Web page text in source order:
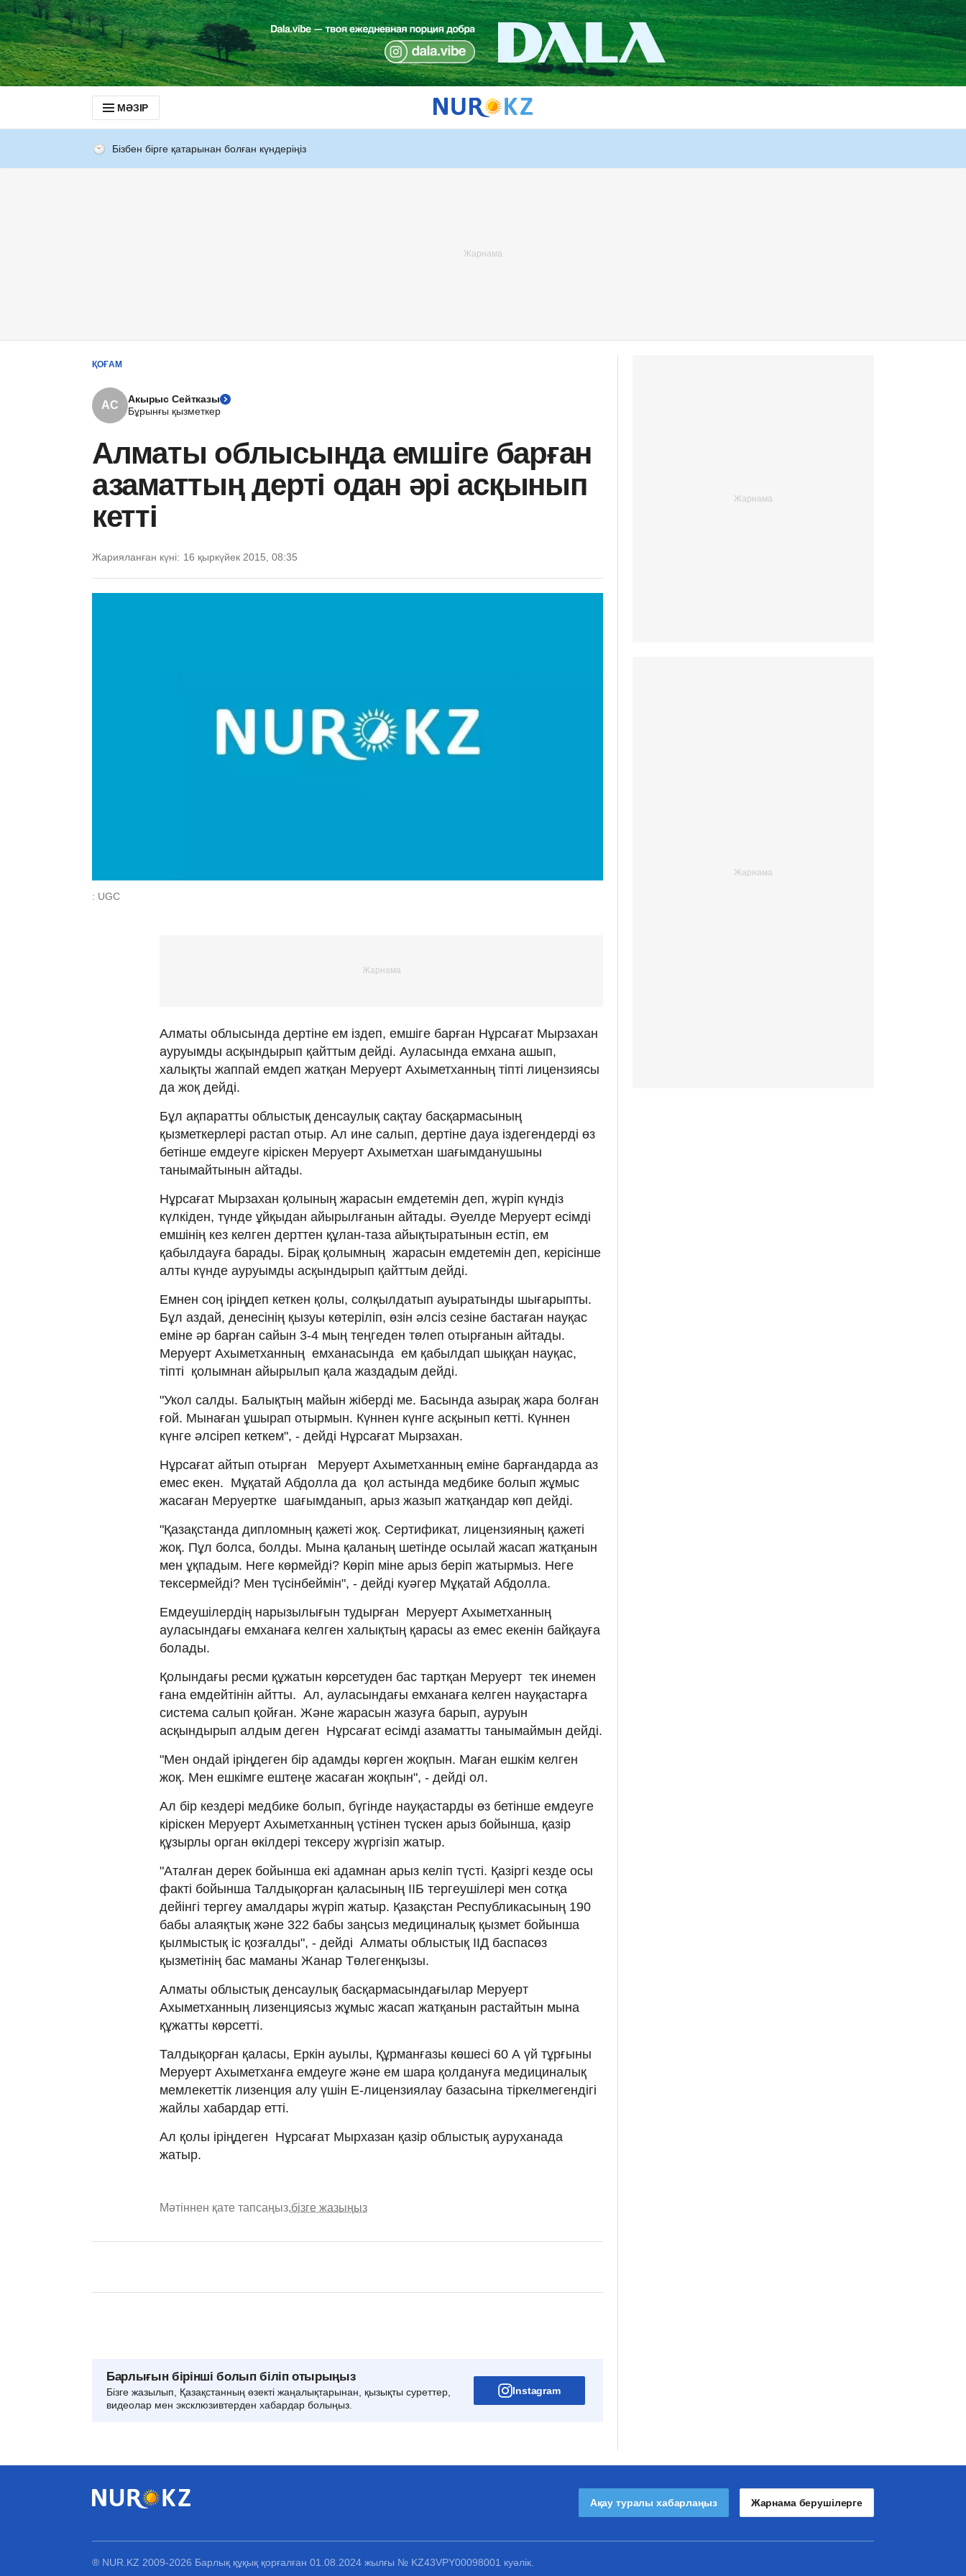
МӘЗІР
Бізбен бірге қатарынан болған күндеріңіз
ҚОҒАМ
АС
Акырыс Сейтказы
Бұрынғы қызметкер
Алматы облысында емшіге барған
азаматтың дерті одан әрі асқынып
кетті
Жарияланған күні: 16 қыркүйек 2015, 08:35
: UGC
Алматы облысында дертіне ем іздеп, емшіге барған Нұрсағат Мырзахан
ауруымды асқындырып қайттым дейді. Ауласында емхана ашып,
халықты жаппай емдеп жатқан Меруерт Ахыметханның тіпті лицензиясы
да жоқ дейді.
Бұл ақпаратты облыстық денсаулық сақтау басқармасының
қызметкерлері растап отыр. Ал ине салып, дертіне дауа іздегендерді өз
бетінше емдеуге кіріскен Меруерт Ахыметхан шағымданушыны
танымайтынын айтады.
Нұрсағат Мырзахан қолының жарасын емдетемін деп, жүріп күндіз
күлкіден, түнде ұйқыдан айырылғанын айтады. Әуелде Меруерт есімді
емшінің кез келген дерттен құлан-таза айықтыратынын естіп, ем
қабылдауға барады. Бірақ қолымның жарасын емдетемін деп, керісінше
алты күнде ауруымды асқындырып қайттым дейді.
Емнен соң іріңдеп кеткен қолы, солқылдатып ауыратынды шығарыпты.
Бұл аздай, денесінің қызуы көтеріліп, өзін әлсіз сезіне бастаған науқас
еміне әр барған сайын 3-4 мың теңгеден төлеп отырғанын айтады.
Меруерт Ахыметханның емханасында ем қабылдап шыққан науқас,
тіпті қолымнан айырылып қала жаздадым дейді.
"Укол салды. Балықтың майын жіберді ме. Басында азырақ жара болған
ғой. Мынаған ұшырап отырмын. Күннен күнге асқынып кетті. Күннен
күнге әлсіреп кеткем", - дейді Нұрсағат Мырзахан.
Нұрсағат айтып отырған Меруерт Ахыметханның еміне барғандарда аз
емес екен. Мұқатай Абдолла да қол астында медбике болып жұмыс
жасаған Меруертке шағымданып, арыз жазып жатқандар көп дейді.
"Қазақстанда дипломның қажеті жоқ. Сертификат, лицензияның қажеті
жоқ. Пұл болса, болды. Мына қаланың шетінде осылай жасап жатқанын
мен ұқпадым. Неге көрмейді? Көріп міне арыз беріп жатырмыз. Неге
тексермейді? Мен түсінбеймін", - дейді куәгер Мұқатай Абдолла.
Емдеушілердің нарызылығын тудырған Меруерт Ахыметханның
ауласындағы емханаға келген халықтың қарасы аз емес екенін байқауға
болады.
Қолындағы ресми құжатын көрсетуден бас тартқан Меруерт тек инемен
ғана емдейтінін айтты. Ал, ауласындағы емханаға келген науқастарға
система салып қойған. Және жарасын жазуға барып, ауруын
асқындырып алдым деген Нұрсағат есімді азаматты танымаймын дейді.
"Мен ондай іріңдеген бір адамды көрген жоқпын. Маған ешкім келген
жоқ. Мен ешкімге ештеңе жасаған жоқпын", - дейді ол.
Ал бір кездері медбике болып, бүгінде науқастарды өз бетінше емдеуге
кіріскен Меруерт Ахыметханның үстінен түскен арыз бойынша, қазір
құзырлы орган өкілдері тексеру жүргізіп жатыр.
"Аталған дерек бойынша екі адамнан арыз келіп түсті. Қазіргі кезде осы
факті бойынша Талдықорған қаласының ІІБ тергеушілері мен сотқа
дейінгі тергеу амалдары жүріп жатыр. Қазақстан Республикасының 190
бабы алаяқтық және 322 бабы заңсыз медициналық қызмет бойынша
қылмыстық іс қозғалды", - дейді Алматы облыстық ІІД баспасөз
қызметінің бас маманы Жанар Төлегенқызы.
Алматы облыстық денсаулық басқармасындағылар Меруерт
Ахыметханның лизенциясыз жұмыс жасап жатқанын растайтын мына
құжатты көрсетті.
Талдықорған қаласы, Еркін ауылы, Құрманғазы көшесі 60 А үй тұрғыны
Меруерт Ахыметханға емдеуге және ем шара қолдануға медициналық
мемлекеттік лизенция алу үшін Е-лицензиялау базасына тіркелмегендігі
жайлы хабардар етті.
Ал қолы іріңдеген Нұрсағат Мырхазан қазір облыстық ауруханада
жатыр.
Мәтіннен қате тапсаңыз,бізге жазыңыз
Барлығын бірінші болып біліп отырыңыз
Бізге жазылып, Қазақстанның өзекті жаңалықтарынан, қызықты суреттер,
видеолар мен эксклюзивтерден хабардар болыңыз.
Instagram
Ақау туралы хабарлаңыз Жарнама берушілерге
® NUR.KZ 2009-2026 Барлық құқық қорғалған 01.08.2024 жылғы № KZ43VPY00098001 куәлік.